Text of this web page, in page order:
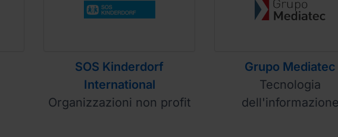
SOS Kinderdorf
International
Organizzazioni non profit
Grupo Mediatec
Tecnologia
dell'informazione